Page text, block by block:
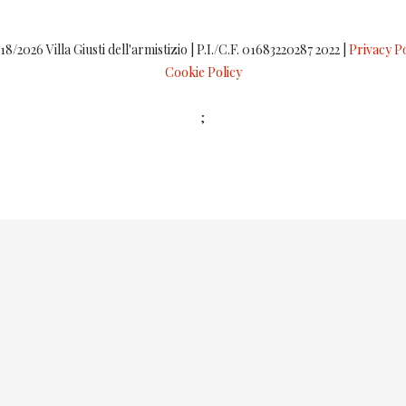
2026 Villa Giusti dell'armistizio | P.I./C.F. 01683220287 2022 | Privacy
Cookie Policy
;